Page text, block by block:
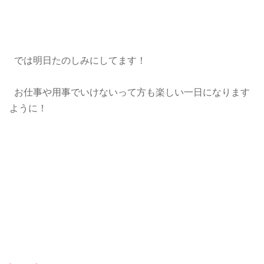
では明日たのしみにしてます！
お仕事や用事でいけないって方も楽しい一日になります
ように！